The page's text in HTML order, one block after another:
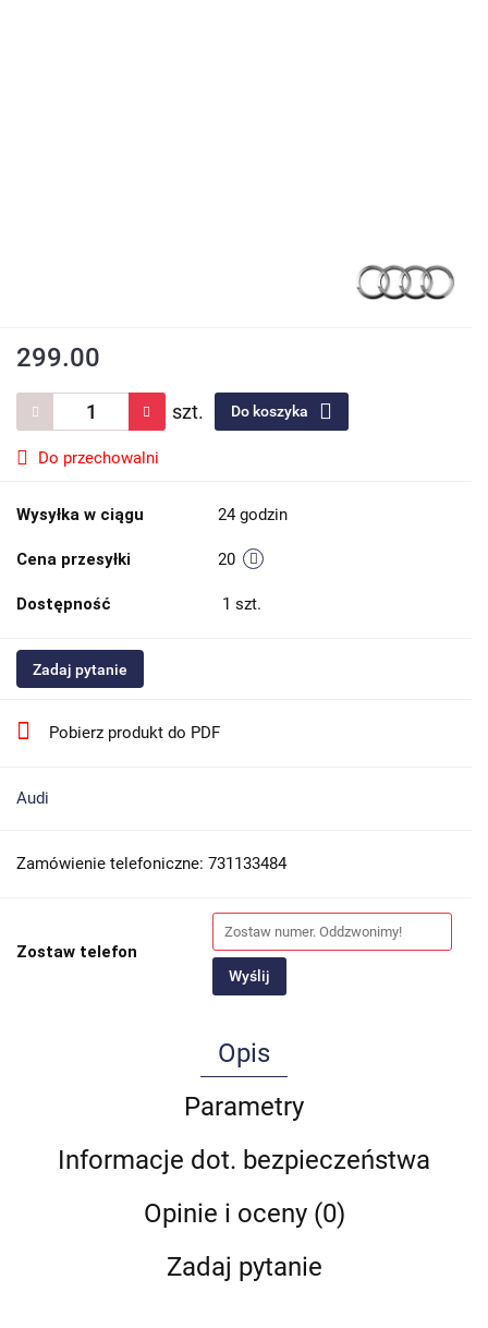
299.00
szt. Do koszyka
Do przechowalni
Wysyłka w ciągu 24 godzin
Cena przesyłki 20
Dostępność 1 szt.
Zadaj pytanie
Pobierz produkt do PDF
Audi
Zamówienie telefoniczne: 731133484
Zostaw telefon
Wyślij
Opis
Parametry
Informacje dot. bezpieczeństwa
Opinie i oceny (0)
Zadaj pytanie